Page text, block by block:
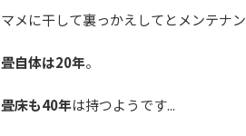
マメに干して裏っかえしてとメンテナン
畳自体は20年。
畳床も40年は持つようです...